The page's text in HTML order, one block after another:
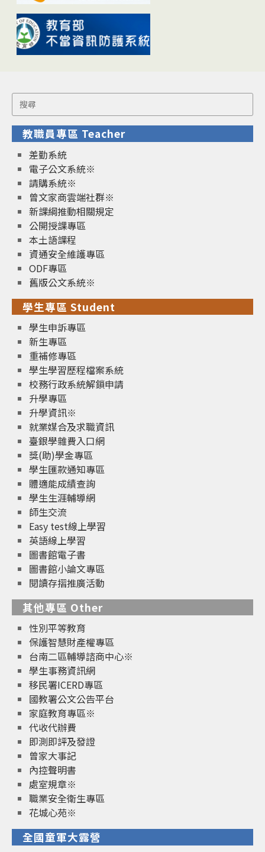
Search
for:
教職員專區 Teacher
差勤系統
電子公文系統※
請購系統※
曾文家商雲端社群※
新課綱推動相關規定
公開授課專區
本土語課程
資通安全維護專區
ODF專區
舊版公文系統※
學生專區 Student
學生申訴專區
新生專區
重補修專區
學生學習歷程檔案系統
校務行政系統解鎖申請
升學專區
升學資訊※
就業媒合及求職資訊
臺銀學雜費入口網
獎(助)學金專區
學生匯款通知專區
體適能成績查詢
學生生涯輔導網
師生交流
Easy test線上學習
英語線上學習
圖書館電子書
圖書館小論文專區
閱讀存摺推廣活動
其他專區 Other
性別平等教育
保護智慧財產權專區
台南二區輔導諮商中心※
學生事務資訊網
移民署ICERD專區
國教署公文公告平台
家庭教育專區※
代收代辦費
即測即評及發證
曾家大事記
內控聲明書
處室規章※
職業安全衛生專區
花城心苑※
全國童軍大露營